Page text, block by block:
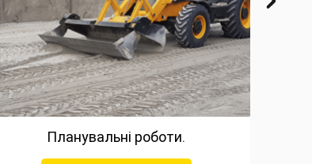
Планувальні роботи.